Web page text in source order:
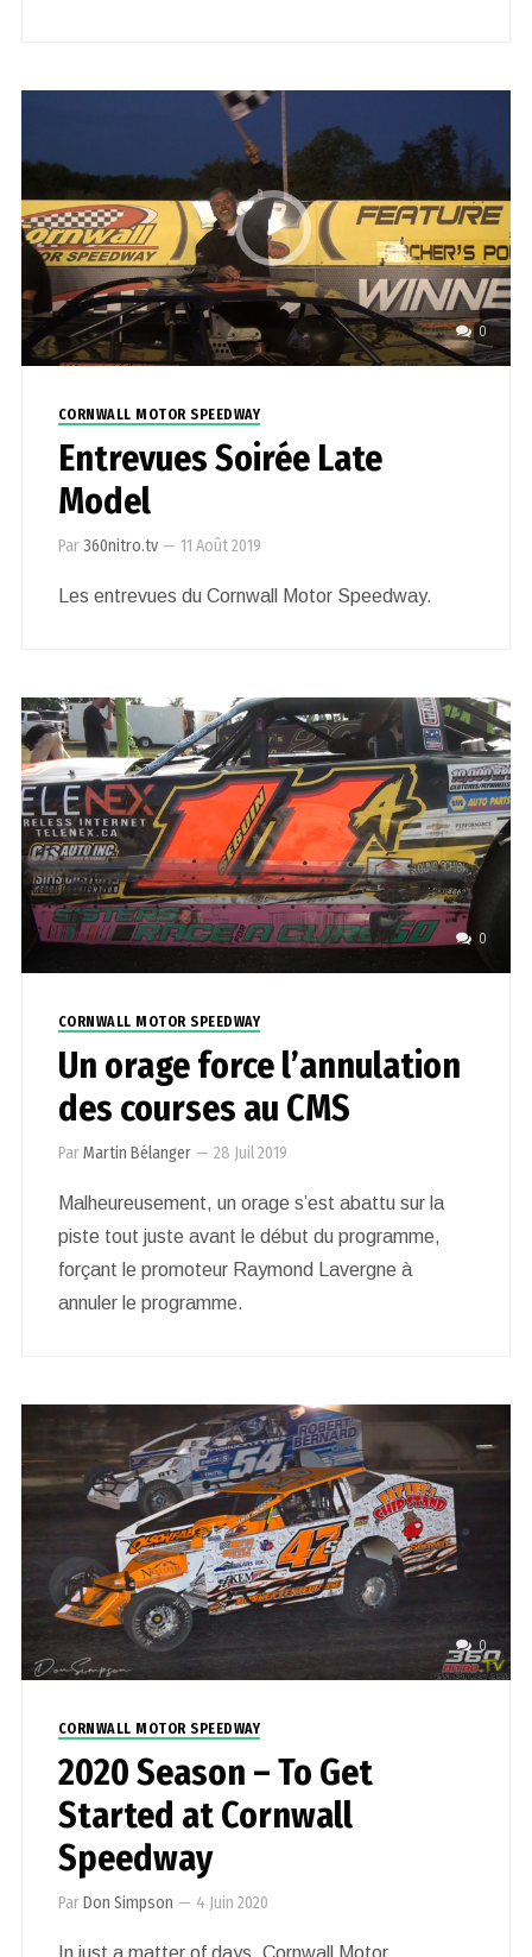
0
CORNWALL MOTOR SPEEDWAY
Entrevues Soirée Late
Model
Par360nitro.tv — 11 Août 2019
Les entrevues du Cornwall Motor Speedway.
0
CORNWALL MOTOR SPEEDWAY
Un orage force l’annulation
des courses au CMS
ParMartin Bélanger — 28 Juil 2019
Malheureusement, un orage s’est abattu sur la
piste tout juste avant le début du programme,
forçant le promoteur Raymond Lavergne à
annuler le programme.
0
CORNWALL MOTOR SPEEDWAY
2020 Season – To Get
Started at Cornwall
Speedway
ParDon Simpson — 4 Juin 2020
In just a matter of days, Cornwall Motor